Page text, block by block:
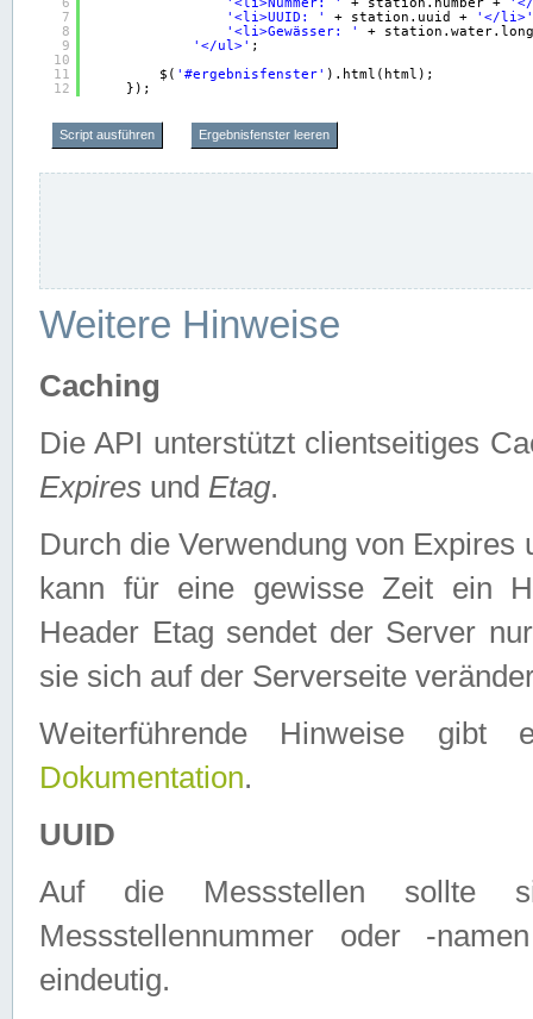
7
8
9
10
11
12
'<li>UUID: '
+ station.uuid +
'</li>'
'<li>Gewässer: '
+
'</ul>' ;
$( '#ergebnisfenster' ).html(html);
});
Script ausführen Ergebnisfenster leeren
Weitere Hinweise
Caching
Die API unterstützt clientseitiges
Expires und Etag.
Durch die Verwendung von
kann für eine gewisse Zeit ein
Header Etag sendet der Server
sie sich auf der Serverseite
Weiterführende Hinweise
Dokumentation.
UUID
Auf die Messstellen sollte
Messstellennummer oder -
eindeutig.